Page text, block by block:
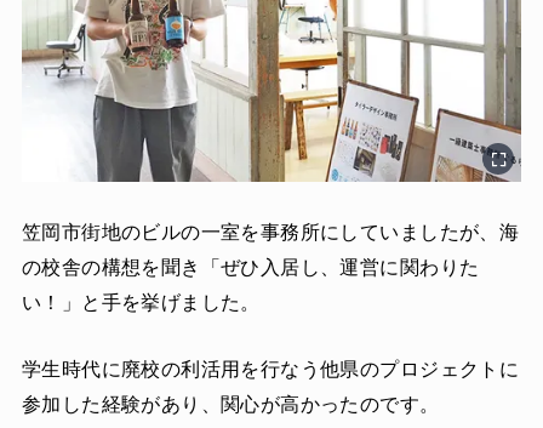
笠岡市街地のビルの一室を事務所にしていましたが、海
の校舎の構想を聞き「ぜひ入居し、運営に関わりた
い！」と手を挙げました。
学生時代に廃校の利活用を行なう他県のプロジェクトに
参加した経験があり、関心が高かったのです。